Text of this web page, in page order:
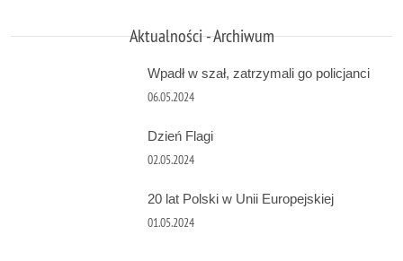
Aktualności - Archiwum
Wpadł w szał, zatrzymali go policjanci
06.05.2024
Dzień Flagi
02.05.2024
20 lat Polski w Unii Europejskiej
01.05.2024